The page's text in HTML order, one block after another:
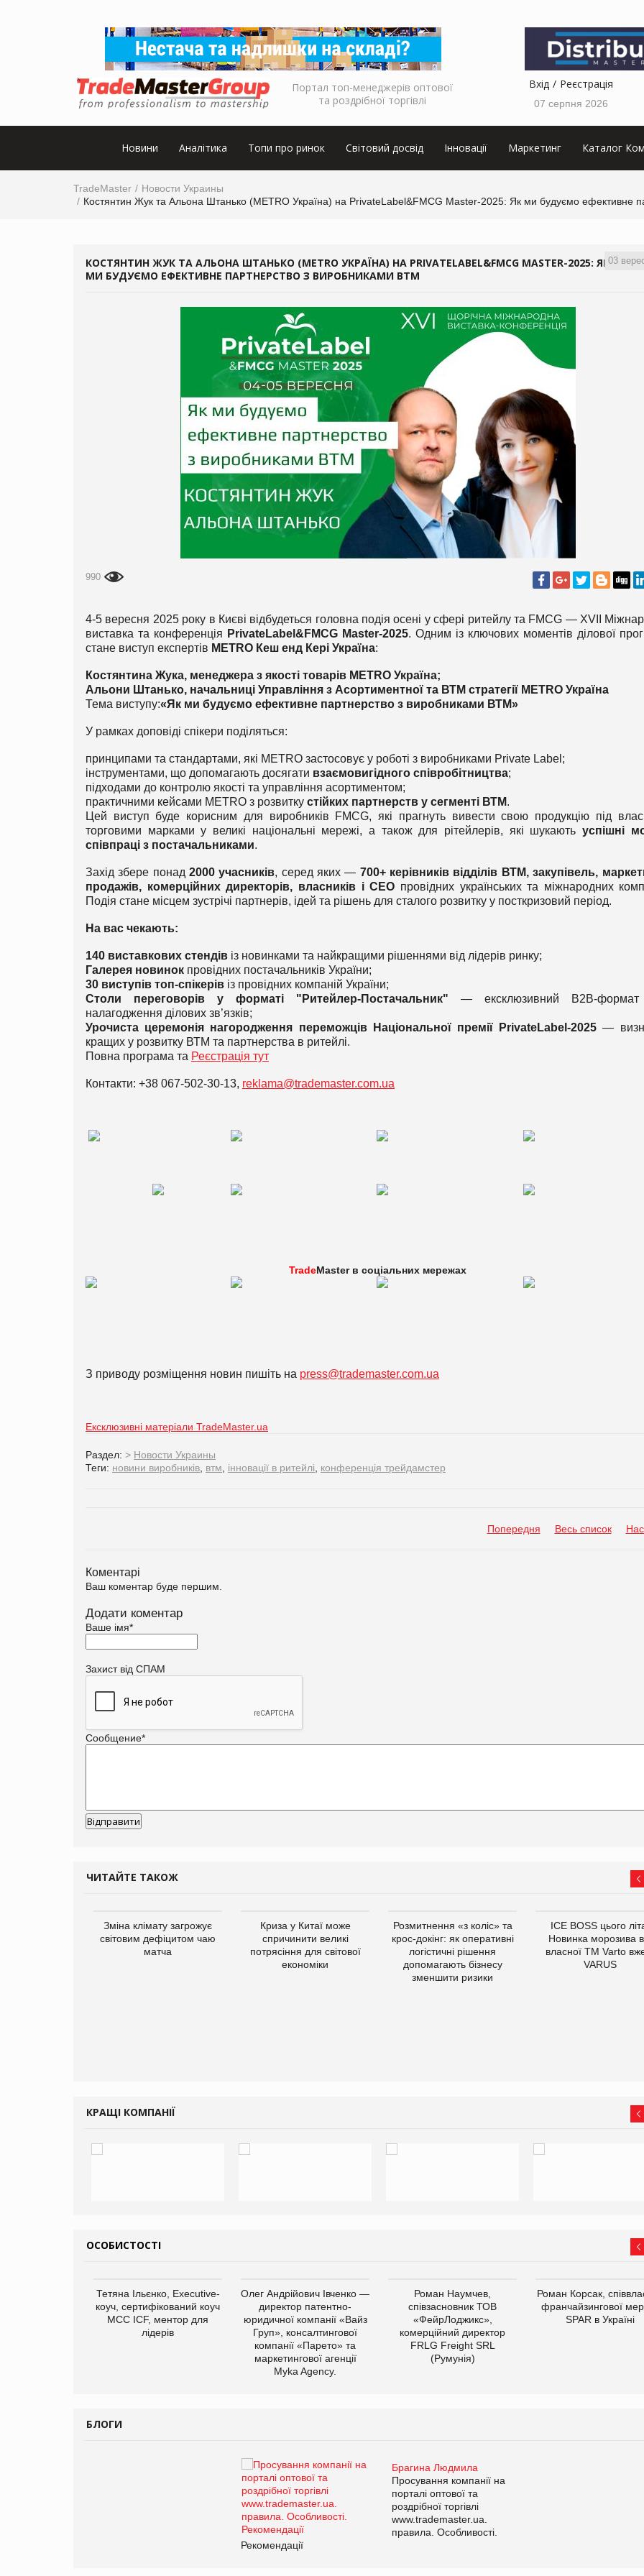
Портал топ-менеджерів оптової
та роздрібної торгівлі
Вхід Реєстрація
07 серпня 2026
Новини Аналітика Топи про ринок Світовий досвід Інновації Маркетинг Каталог
TradeMaster
Новости Украины
Костянтин Жук та Альона Штанько (METRO Україна) на PrivateLabel&FMCG Master-2025: Як ми будуємо ефективне
03
КОСТЯНТИН ЖУК ТА АЛЬОНА ШТАНЬКО (METRO УКРАЇНА) НА PRIVATELABEL&FMCG MASTER-2025: ЯК
МИ БУДУЄМО ЕФЕКТИВНЕ ПАРТНЕРСТВО З ВИРОБНИКАМИ ВТМ
990
4-5 вересня 2025 року в Києві відбудеться головна подія осені у сфері ритейлу та FMCG — XVII
виставка та конференція PrivateLabel&FMCG Master-2025. Одним із ключових моментів ділової
стане виступ експертів METRO Кеш енд Кері Україна:
Костянтина Жука, менеджера з якості товарів METRO Україна;
Альони Штанько, начальниці Управління з Асортиментної та ВТМ стратегії METRO Україна
Тема виступу:«Як ми будуємо ефективне партнерство з виробниками ВТМ»
У рамках доповіді спікери поділяться:
принципами та стандартами, які METRO застосовує у роботі з виробниками Private Label;
інструментами, що допомагають досягати взаємовигідного співробітництва;
підходами до контролю якості та управління асортиментом;
практичними кейсами METRO з розвитку стійких партнерств у сегменті ВТМ.
Цей виступ буде корисним для виробників FMCG, які прагнуть вивести свою продукцію під
торговими марками у великі національні мережі, а також для рітейлерів, які шукають успішні
співпраці з постачальниками.
Захід збере понад2000 учасників, серед яких — 700+ керівників відділів ВТМ, закупівель,
продажів, комерційних директорів, власників і СЕО провідних українських та міжнародних
Подія стане місцем зустрічі партнерів, ідей та рішень для сталого розвитку у посткризовий період.
На вас чекають:
140 виставкових стендів із новинками та найкращими рішеннями від лідерів ринку;
Галерея новинок провідних постачальників України;
30 виступів топ-спікерів із провідних компаній України;
Столи переговорів у форматі "Ритейлер-Постачальник" — ексклюзивний B2B-
налагодження ділових зв’язків;
Урочиста церемонія нагородження переможців Національної премії PrivateLabel-2025 —
кращих у розвитку ВТМ та партнерства в ритейлі.
Повна програма та Реєстрація тут
Контакти: +38 067-502-30-13, reklama@trademaster.com.ua
TradeMaster в соціальних мережах
З приводу розміщення новин пишіть на press@trademaster.com.ua
Ексклюзивні матеріали TradeMaster.ua
Раздел: > Новости Украины
Теги: новини виробників втм інновації в ритейлі конференція трейдамстер
Попередня Весь список
Коментарі
Ваш коментар буде першим.
Додати коментар
Ваше імя*
Захист від СПАМ
Сообщение*
ЧИТАЙТЕ ТАКОЖ
Зміна клімату загрожує
світовим дефіцитом чаю
матча
Криза у Китаї може
спричинити великі
потрясіння для світової
економіки
Розмитнення «з коліс» та
крос-докінг: як оперативні
логістичні рішення
допомагають бізнесу
зменшити ризики
ICE BOSS цього
Новинка морозива
власної ТМ Varto
VARUS
КРАЩІ КОМПАНІЇ
ОСОБИСТОСТІ
Тетяна Ільєнко, Executive-
коуч, сертифікований коуч
МСС ICF, ментор для
лідерів
Олег Андрійович Івченко —
директор патентно-
юридичної компанії «Вайз
Груп», консалтингової
компанії «Парето» та
маркетингової агенції
Myka Agency.
Роман Наумчев,
співзасновник ТОВ
«ФейрЛоджикс»,
комерційний директор
FRLG Freight SRL
(Румунія)
Роман Корсак,
франчайзингової
SPAR в Україні
БЛОГИ
Брагина Людмила
Просування компанії на
порталі оптової та
роздрібної торгівлі
www.trademaster.ua.
правила. Особливості.
Рекомендації